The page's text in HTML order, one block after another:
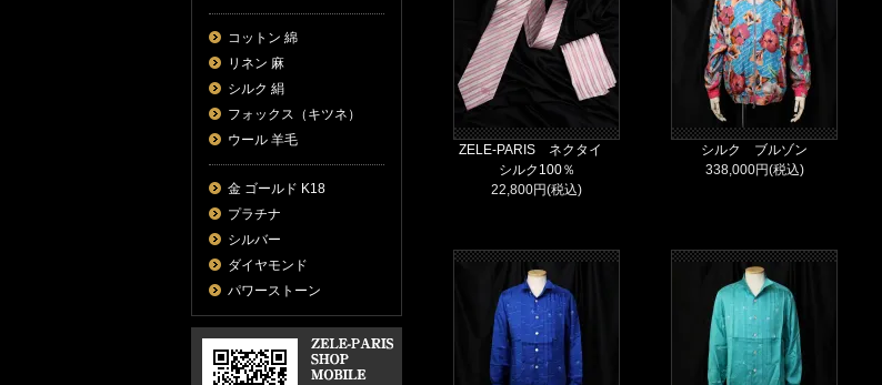
ZELE-PARIS ネクタイ
シルク100％
22,800円(税込)
シルク ブルゾン
338,000円(税込)
コットン 綿
リネン 麻
シルク 絹
フォックス（キツネ）
ウール 羊毛
金 ゴールド K18
プラチナ
シルバー
ダイヤモンド
パワーストーン